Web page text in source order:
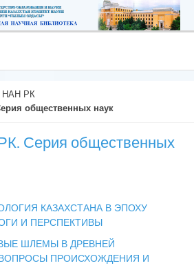
НАН РК
общественных наук
Серия общественных
КАЗАХСТАНА В ЭПОХУ
И ПЕРСПЕКТИВЫ
ШЛЕМЫ В ДРЕВНЕЙ
ПРОИСХОЖДЕНИЯ И